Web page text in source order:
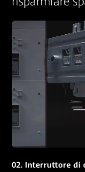
02. Interruttore di